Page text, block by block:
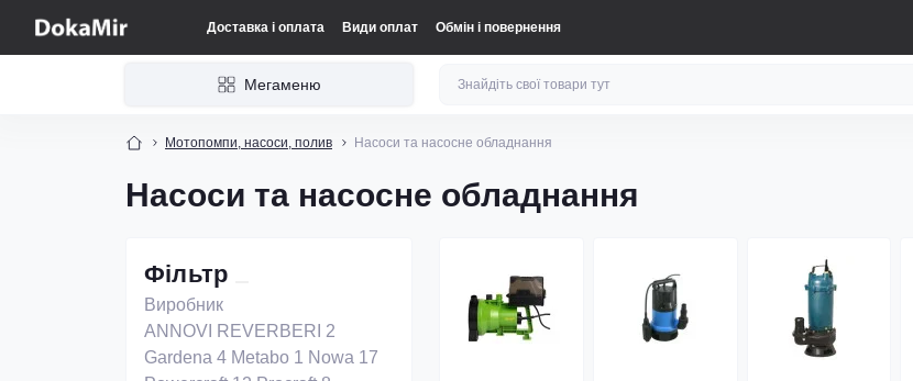
Доставка і оплата Види оплат Обмін і повернення
Мегаменю
Мотопомпи, насоси, полив Насоси та насосне обладнання
Насоси та насосне обладнання
Фільтр
Виробник
ANNOVI REVERBERI 2
Gardena 4 Metabo 1 Nowa 17